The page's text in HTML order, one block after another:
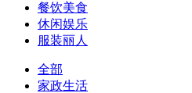
餐饮美食
休闲娱乐
服装丽人
全部
家政生活